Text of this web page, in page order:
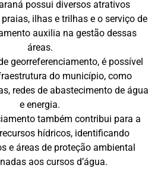
possui diversos atrativos
ilhas e trilhas e o serviço de
auxilia na gestão dessas
áreas.
georreferenciamento, é possível
do município, como
redes de abastecimento de água
e energia.
também contribui para a
hídricos, identificando
e áreas de proteção ambiental
aos cursos d’água.